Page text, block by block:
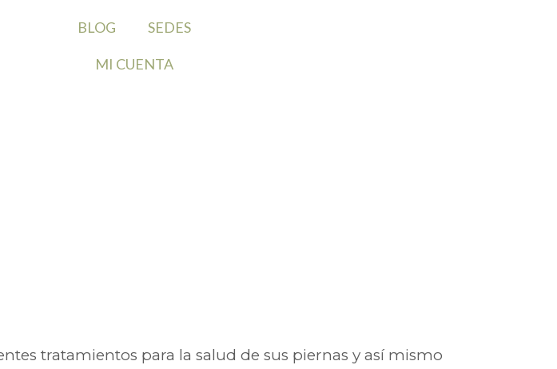
BLOG SEDES
MI CUENTA
tratamientos para la salud de sus piernas y así mismo